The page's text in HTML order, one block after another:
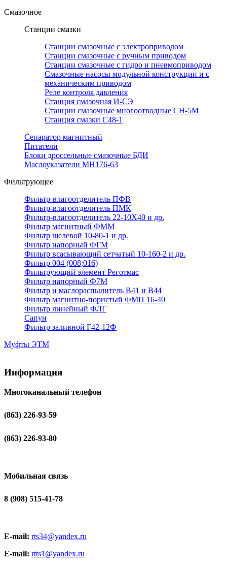
Смазочное
Станции смазки
Станции смазочные с электроприводом
Станции смазочные с ручным приводом
Станции смазочные с гидро и пневмоприводом
Смазочные насосы модульной конструкции и с
механическим приводом
Реле контроля давления
Станция смазочная И-СЭ
Станции смазочные многоотводные СН-5М
Станция смазки С48-1
Сепаратор магнитный
Питатели
Блоки дроссельные смазочные БДИ
Маслоуказатели МН176-63
Фильтрующее
Фильтр-влагоотделитель ПФВ
Фильтр-влагоотделитель ПМК
Фильтр-влагоотделитель 22-10Х40 и др.
Фильтр магнитный ФММ
Фильтр щелевой 10-80-1 и др.
Фильтр напорный ФГМ
Фильтр всасывающий сетчатый 10-160-2 и др.
Фильтр 004 (008;016)
Фильтрующий элемент Реготмас
Фильтр напорный Ф7М
Фильтр и маслораспылитель В41 и В44
Фильтр магнитно-пористый ФМП 16-40
Фильтр линейный ФЛГ
Сапун
Фильтр заливной Г42-12Ф
Муфты ЭТМ
Информация
Многоканальный телефон
(863) 226-93-59
(863) 226-93-80
Мобильная связь
8 (908) 515-41-78
E-mail: rts34@yandex.ru
E-mail: rtts1@yandex.ru